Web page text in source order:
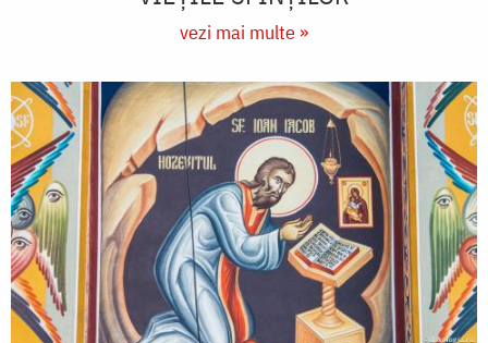
vezi mai multe »